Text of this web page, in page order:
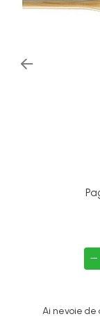
Bărci gonflabile
Bărci de rafting
Padele de tură și
Padele de ape
CostumeAi nevoie de